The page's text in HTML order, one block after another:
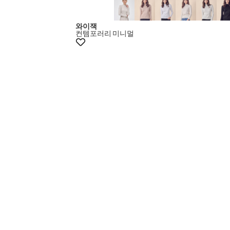
와이잭
컨템포러리 미니멀